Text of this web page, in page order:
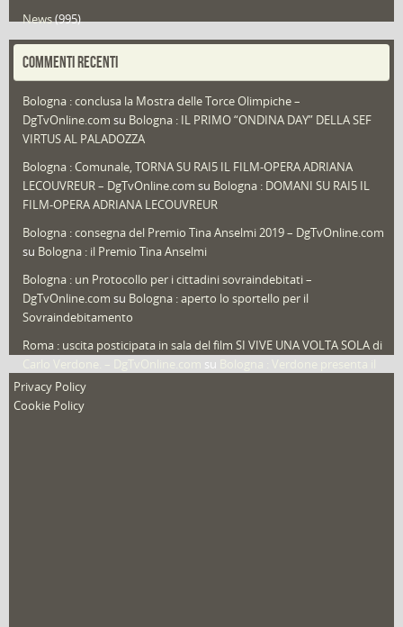
News(995)
Portfolio(1)
Redazioni(1.052)
Speciali (22)
Sport
That's Bologna Magazine(25)
Video (archivio) (263)
COMMENTI RECENTI
Bologna : conclusa la Mostra delle Torce Olimpiche –
DgTvOnline.com su Bologna : IL PRIMO “ONDINA DAY” DELLA SEF
VIRTUS AL PALADOZZA
Bologna : Comunale, TORNA SU RAI5 IL FILM-OPERA ADRIANA
LECOUVREUR – DgTvOnline.com su Bologna : DOMANI SU RAI5 IL
FILM-OPERA ADRIANA LECOUVREUR
Bologna : consegna del Premio Tina Anselmi 2019 – DgTvOnline.com
su Bologna : il Premio Tina Anselmi
Bologna : un Protocollo per i cittadini sovraindebitati –
DgTvOnline.com su Bologna : aperto lo sportello per il
Sovraindebitamento
Roma : uscita posticipata in sala del film SI VIVE UNA VOLTA SOLA di
su
nuovo film
Privacy Policy
Cookie Policy